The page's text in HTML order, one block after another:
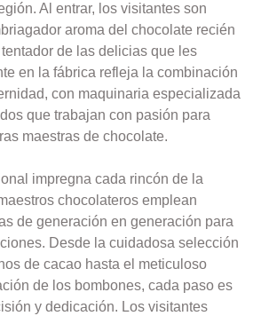
Al entrar, los visitantes son
aroma del chocolate recién
de las delicias que les
en la fábrica refleja la combinación
con maquinaria especializada
que trabajan con pasión para
maestras de chocolate.
impregna cada rincón de la
chocolateros emplean
de generación en generación para
Desde la cuidadosa selección
de cacao hasta el meticuloso
de los bombones, cada paso es
y dedicación. Los visitantes